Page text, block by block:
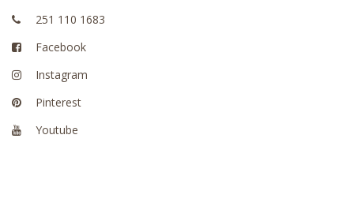
251 110 1683
Facebook
Instagram
Pinterest
Youtube